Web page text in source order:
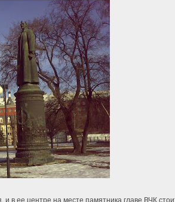
в ее центре на месте памятника главе ВЧК